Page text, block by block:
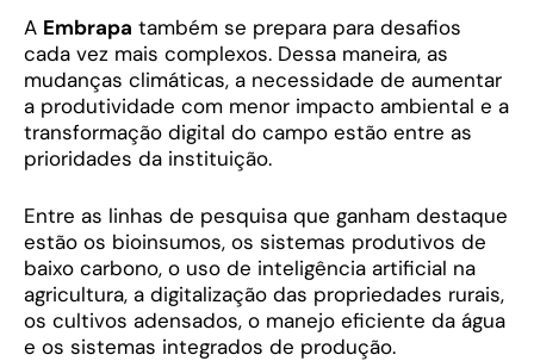
A Embrapa também se prepara para desafios
cada vez mais complexos. Dessa maneira, as
mudanças climáticas, a necessidade de aumentar
a produtividade com menor impacto ambiental e a
transformação digital do campo estão entre as
prioridades da instituição.
Entre as linhas de pesquisa que ganham destaque
estão os bioinsumos, os sistemas produtivos de
baixo carbono, o uso de inteligência artificial na
agricultura, a digitalização das propriedades rurais,
os cultivos adensados, o manejo eficiente da água
e os sistemas integrados de produção.